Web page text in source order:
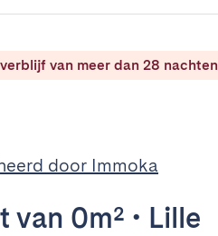
van meer dan 28 nachten
door Immoka
van 0m² • Lille